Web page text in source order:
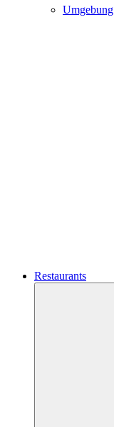
Umgebung
Restaurants